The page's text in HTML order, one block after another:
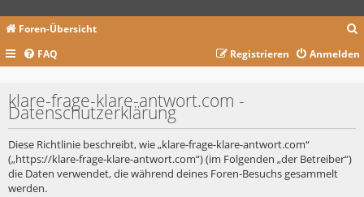
Foren-Übersicht
c
FAQ Anmelden
Registrieren
klare-frage-klare-antwort.com -
Datenschutzerklärung
Diese Richtlinie beschreibt, wie „klare-frage-klare-antwort.com“
(„https://klare-frage-klare-antwort.com“) (im Folgenden „der Betreiber“)
die Daten verwendet, die während deines Foren-Besuchs gesammelt
werden.